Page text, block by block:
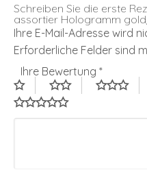
Schreiben Sie die erste
assortier Hologramm
Ihre E-Mail-Adresse wird
Erforderliche Felder sind
Ihre Bewertung *